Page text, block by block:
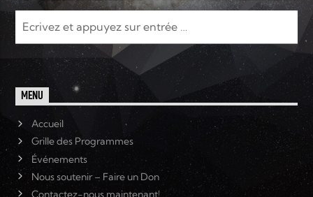
MENU
Accueil
Grille des Programmes
Événements
Nous soutenir – Faire un Don
Contactez-nous maintenant!